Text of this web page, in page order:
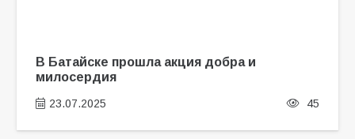
В Батайске прошла акция добра и
милосердия
23.07.2025 45